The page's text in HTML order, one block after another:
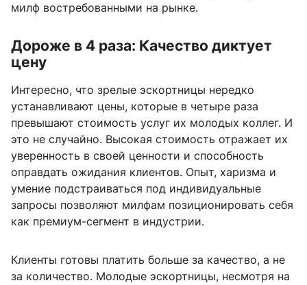
милф востребованными на рынке.
Дороже в 4 раза: Качество диктует
цену
Интересно, что зрелые эскортницы нередко
устанавливают цены, которые в четыре раза
превышают стоимость услуг их молодых коллег. И
это не случайно. Высокая стоимость отражает их
уверенность в своей ценности и способность
оправдать ожидания клиентов. Опыт, харизма и
умение подстраиваться под индивидуальные
запросы позволяют милфам позиционировать себя
как премиум-сегмент в индустрии.
Клиенты готовы платить больше за качество, а не
за количество. Молодые эскортницы, несмотря на